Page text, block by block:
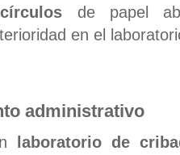
de papel
en el
administrativo
laboratorio de cr